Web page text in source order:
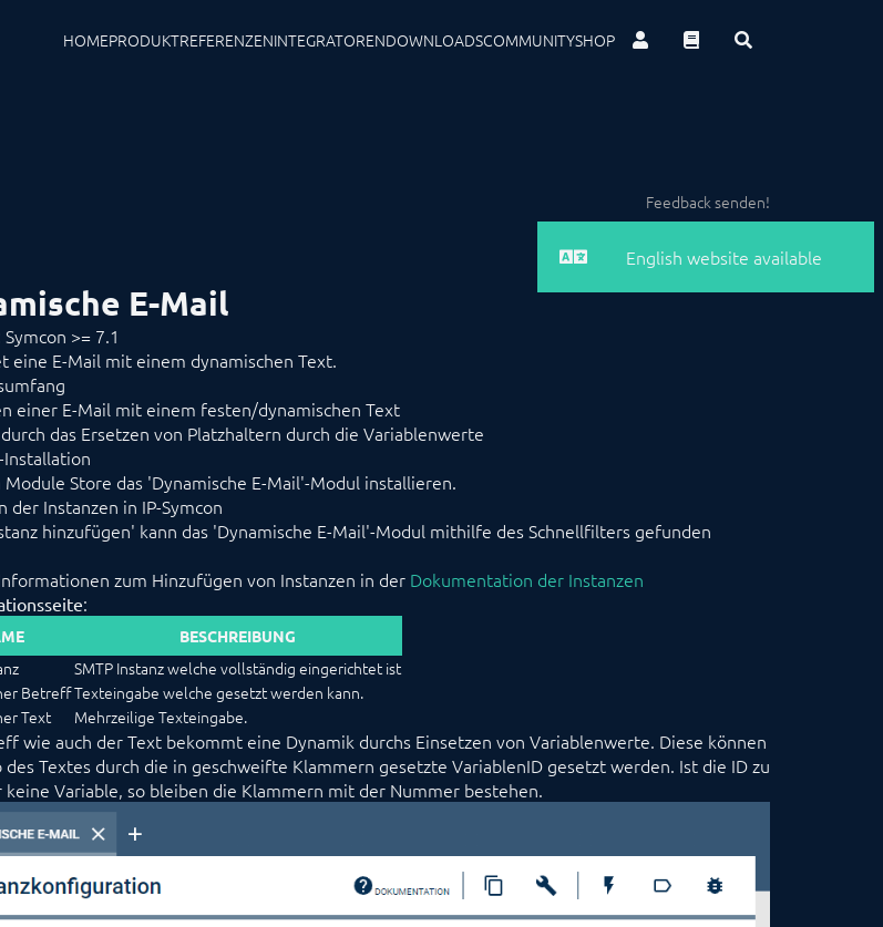
HOMEPRODUKTREFERENZENINTEGRATORENDOWNLOADSCOMMUNITYSHOP
Feedback senden!
E-Mail
>= 7.1
eine E-Mail mit einem dynamischen Text.
einer E-Mail mit einem festen/dynamischen Text
das Ersetzen von Platzhaltern durch die Variablenwerte
Module Store das 'Dynamische E-Mail'-Modul installieren.
der Instanzen in IP-Symcon
hinzufügen' kann das 'Dynamische E-Mail'-Modul mithilfe des Schnellfilters gefunden
zum Hinzufügen von Instanzen in der Dokumentation der Instanzen
:
BESCHREIBUNG
SMTP Instanz welche vollständig eingerichtet ist
BetreffTexteingabe welche gesetzt werden kann.
Text
Mehrzeilige Texteingabe.
wie auch der Text bekommt eine Dynamik durchs Einsetzen von Variablenwerte. Diese können
des Textes durch die in geschweifte Klammern gesetzte VariablenID gesetzt werden. Ist die ID zu
keine Variable, so bleiben die Klammern mit der Nummer bestehen.
English website available